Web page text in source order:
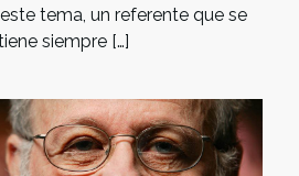
tema, un referente que se
siempre[…]